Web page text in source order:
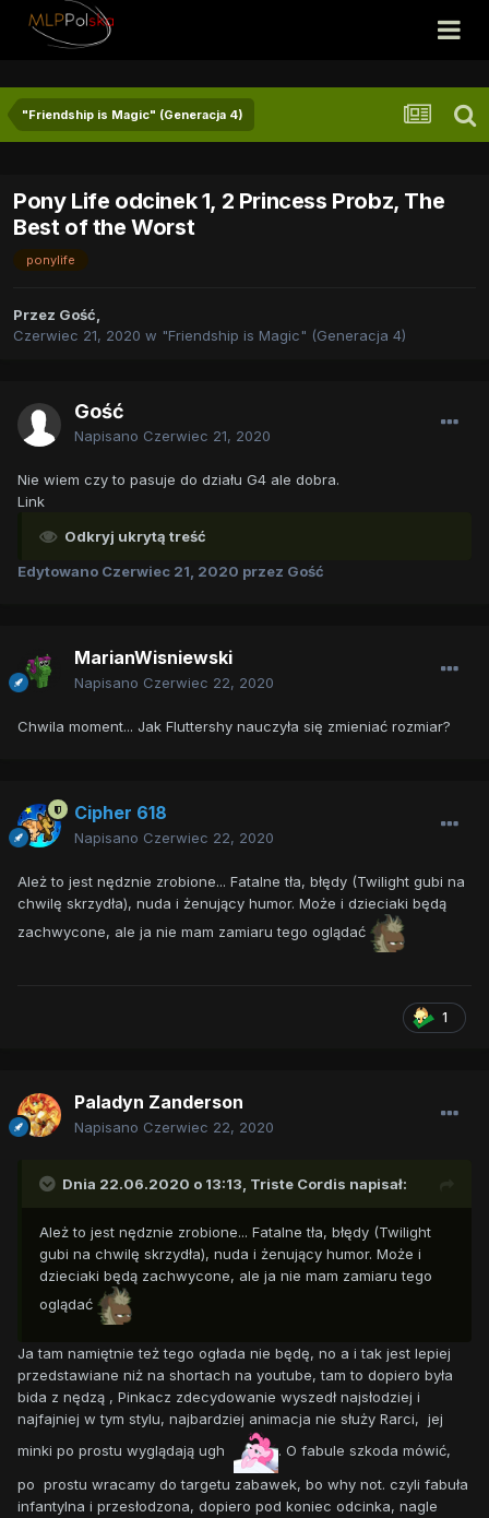
"Friendship is Magic" (Generacja 4)
Pony Life odcinek 1, 2 Princess Probz, The
Best of the Worst
ponylife
Przez Gość,
Czerwiec 21, 2020 w "Friendship is Magic" (Generacja 4)
Gość
Napisano Czerwiec 21, 2020
Nie wiem czy to pasuje do działu G4 ale dobra.
Link
Odkryj ukrytą treść
Edytowano Czerwiec 21, 2020 przez Gość
MarianWisniewski
Napisano Czerwiec 22, 2020
Chwila moment... Jak Fluttershy nauczyła się zmieniać rozmiar?
Cipher 618
Napisano Czerwiec 22, 2020
Ależ to jest nędznie zrobione... Fatalne tła, błędy (Twilight gubi na
chwilę skrzydła), nuda i żenujący humor. Może i dzieciaki będą
zachwycone, ale ja nie mam zamiaru tego oglądać
1
Paladyn Zanderson
Napisano Czerwiec 22, 2020
Dnia 22.06.2020 o 13:13, Triste Cordis napisał:
Ależ to jest nędznie zrobione... Fatalne tła, błędy (Twilight
gubi na chwilę skrzydła), nuda i żenujący humor. Może i
dzieciaki będą zachwycone, ale ja nie mam zamiaru tego
oglądać
Ja tam namiętnie też tego ogłada nie będę, no a i tak jest lepiej
przedstawiane niż na shortach na youtube, tam to dopiero była
bida z nędzą , Pinkacz zdecydowanie wyszedł najsłodziej i
najfajniej w tym stylu, najbardziej animacja nie służy Rarci, jej
minki po prostu wyglądają ugh
. O fabule szkoda mówić,
po prostu wracamy do targetu zabawek, bo why not. czyli fabuła
infantylna i przesłodzona, dopiero pod koniec odcinka, nagle